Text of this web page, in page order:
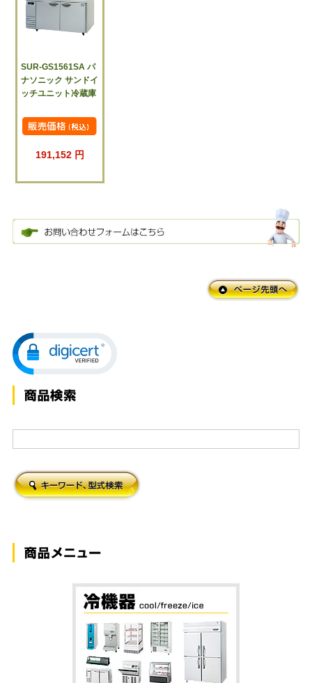
SUR-GS1561SA パ
ナソニック サンドイ
ッチユニット冷蔵庫
191,152 円